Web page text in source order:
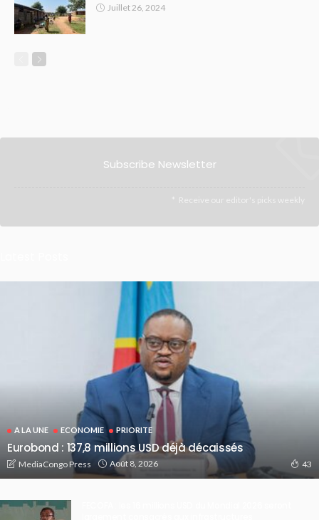
Juillet 26, 2024
Subscribe Newsletter
Receive our editor's picks weekly
A LA UNE ECONOMIE PRIORITE
Eurobond : 137,8 millions USD déjà décaissés
MediaCongo Press Août 8, 2026 43